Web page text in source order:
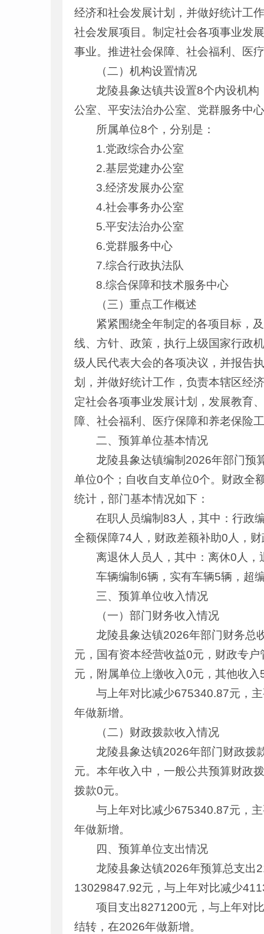
经济和社会发展计划，并做好统计工
社会发展项目。制定社会各项事业发
事业。推进社会保障、社会福利、医
（二）机构设置情况
龙陵县象达镇共设置8个内设机
公室、平安法治办公室、党群服务中
所属单位8个，分别是：
1.党政综合办公室
2.基层党建办公室
3.经济发展办公室
4.社会事务办公室
5.平安法治办公室
6.党群服务中心
7.综合行政执法队
8.综合保障和技术服务中心
（三）重点工作概述
紧紧围绕全年制定的各项目标，
线、方针、政策，执行上级国家行政
级人民代表大会的各项决议，并报告
划，并做好统计工作，负责本辖区经
定社会各项事业发展计划，发展教育
障、社会福利、医疗保障和养老保险
二、预算单位基本情况
龙陵县象达镇编制2026年部门预
单位0个；自收自支单位0个。财政全
统计，部门基本情况如下：
在职人员编制83人，其中：行政
全额保障74人，财政差额补助0人，
离退休人员人，其中：离休0人，
车辆编制6辆，实有车辆5辆，超
三、预算单位收入情况
（一）部门财务收入情况
龙陵县象达镇2026年部门财务总
元，国有资本经营收益0元，财政专
元，附属单位上缴收入0元，其他收
与上年对比减少675340.87元，
年做新增。
（二）财政拨款收入情况
龙陵县象达镇2026年部门财政拨
元。本年收入中，一般公共预算财政
拨款0元。
与上年对比减少675340.87元，
年做新增。
四、预算单位支出情况
龙陵县象达镇2026年预算总支出
13029847.92元，与上年对比减少
项目支出8271200元，与上年对
结转，在2026年做新增。